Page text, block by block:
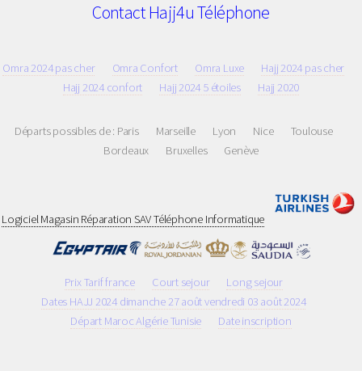
Contact Hajj4u Téléphone
Omra 2024 pas cher Omra Confort Omra Luxe
Hajj 2024 pas cher
Hajj 2024 confort
Hajj 2024 5 étoiles Hajj 2020
Départs possibles de : Paris Marseille Lyon Nice
Toulouse
Bordeaux
Bruxelles Genève
Logiciel Magasin Réparation SAV Téléphone Informatique
Prix Tarif france Court sejour
Long sejour
Dates HAJJ 2024 dimanche 27 août vendredi 03 août 2024
Départ Maroc Algérie Tunisie
Date inscription